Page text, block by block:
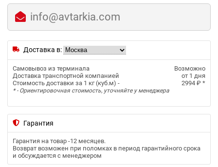
info@avtarkia.com
Доставка в:
Самовывоз из терминала
Возможно
Доставка транспортной компанией
от 1 дня
Стоимость доставки за 1 кг (куб.м) -
2994 ₽ *
* - Ориентировочная стоимость, уточняйте у менеджера
Гарантия
Гарантия на товар -12 месяцев.
Возврат возможен при поломках в период гарантийного срока
и обсуждается с менеджером